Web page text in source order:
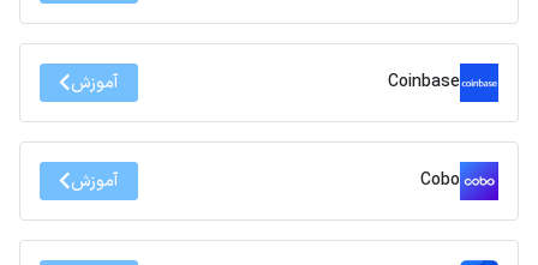
Coinbase آموزش
Cobo آموزش